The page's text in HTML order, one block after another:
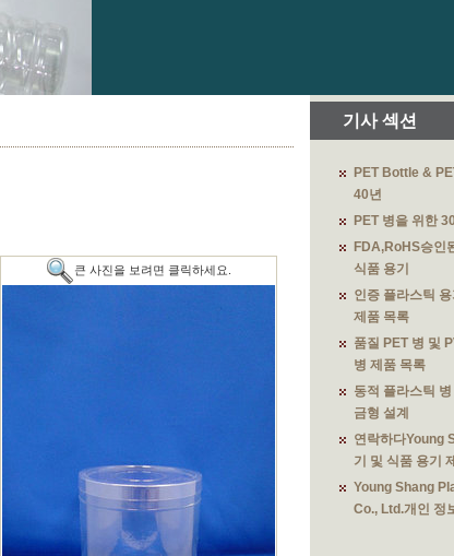
큰 사진을 보려면 클릭하세요.
기사 섹션
PET Bottle &
40년
PET 병을 위한
FDA,RoHS승인
식품 용기
인증 플라스틱 용
제품 목록
품질 PET 병 및
병 제품 목록
동적 플라스틱
금형 설계
연락하다Young
기 및 식품 용기
Young Shang
Co., Ltd.개인 정